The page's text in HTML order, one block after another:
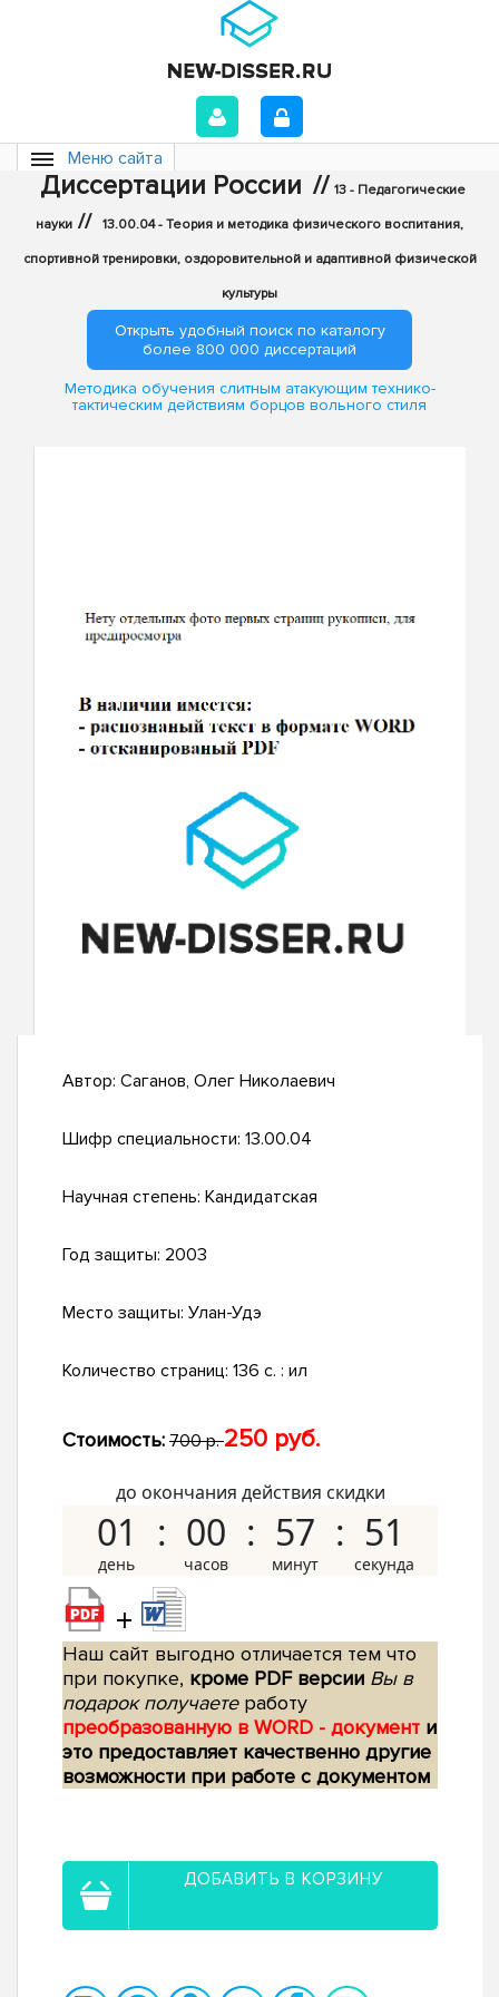
Меню сайта
Диссертации России // 13 - Педагогические
науки // 13.00.04 - Теория и методика физического воспитания,
спортивной тренировки, оздоровительной и адаптивной физической
культуры
Открыть удобный поиск по каталогу
более 800 000 диссертаций
Методика обучения слитным атакующим технико-
тактическим действиям борцов вольного стиля
Автор: Саганов, Олег Николаевич
Шифр специальности: 13.00.04
Научная степень: Кандидатская
Год защиты: 2003
Место защиты: Улан-Удэ
Количество страниц: 136 с. : ил
Стоимость: 700 р.250 руб.
до окончания действия скидки
01 00 57 50
+
Наш сайт выгодно отличается тем что
при покупке, кроме PDF версии Вы в
подарок получаетеработу
преобразованную в WORD - документ и
это предоставляет качественно другие
возможности при работе с документом
ДОБАВИТЬ В КОРЗИНУ